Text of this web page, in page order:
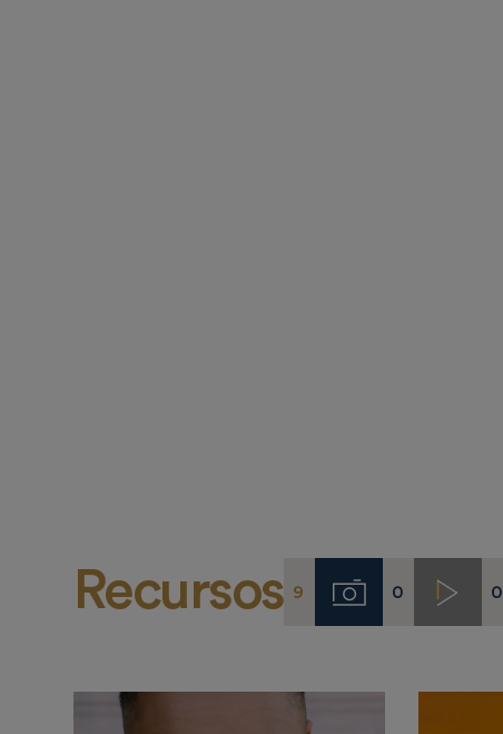
Recursos 9 Imágenes
0 Videos0